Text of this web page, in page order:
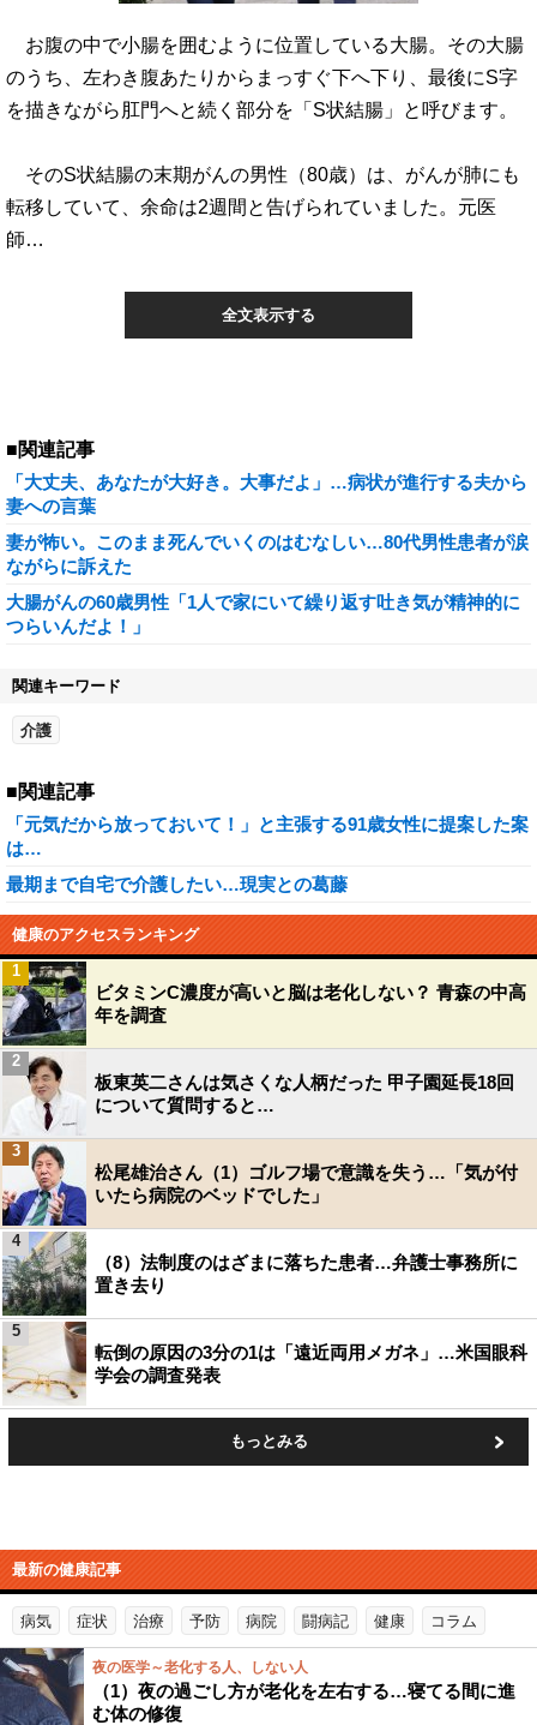
お腹の中で小腸を囲むように位置している大腸。その大腸
のうち、左わき腹あたりからまっすぐ下へ下り、最後にS字
を描きながら肛門へと続く部分を「S状結腸」と呼びます。
そのS状結腸の末期がんの男性（80歳）は、がんが肺にも
転移していて、余命は2週間と告げられていました。元医
師…
全文表示する
■関連記事
「大丈夫、あなたが大好き。大事だよ」…病状が進行する夫から
妻への言葉
妻が怖い。このまま死んでいくのはむなしい…80代男性患者が涙
ながらに訴えた
大腸がんの60歳男性「1人で家にいて繰り返す吐き気が精神的に
つらいんだよ！」
関連キーワード
介護
■関連記事
「元気だから放っておいて！」と主張する91歳女性に提案した案
は…
最期まで自宅で介護したい…現実との葛藤
健康のアクセスランキング
ビタミンC濃度が高いと脳は老化しない？ 青森の中高
年を調査
1
板東英二さんは気さくな人柄だった 甲子園延長18回
について質問すると…
2
松尾雄治さん（1）ゴルフ場で意識を失う…「気が付
いたら病院のベッドでした」
3
（8）法制度のはざまに落ちた患者…弁護士事務所に
置き去り
4
転倒の原因の3分の1は「遠近両用メガネ」…米国眼科
学会の調査発表
5
もっとみる
最新の健康記事
病気 症状 治療 予防 病院 闘病記 健康 コラム
夜の医学～老化する人、しない人
（1）夜の過ごし方が老化を左右する…寝てる間に進
む体の修復